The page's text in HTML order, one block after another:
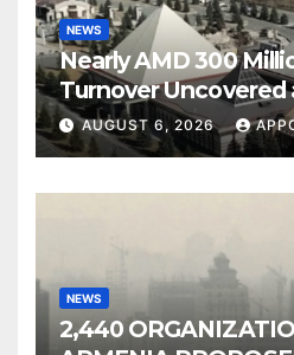
NEWS
Nearly AMD 300
Turnover Uncovered
Owned
AUGUST 6, 2026
NEWS
2,440